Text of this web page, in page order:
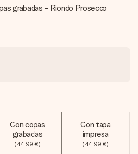
grabadas - Riondo Prosecco
Con copas
grabadas
(44,99 €)
Con tapa
impresa
(44,99 €)